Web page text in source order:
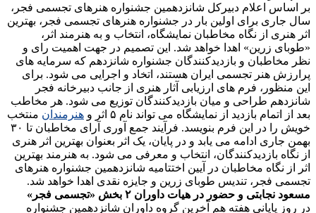
بر اساس اعلام دبیرکل شانزدهمین جشنواره هنرهای تجسمی فجر،
سال جاری برای اولین بار در جشنواره هنرهای تجسمی فجر، بهترین
اثر هنری از نگاه مخاطبان نمایشگاه، انتخاب و به هنرمند اثر،
«طوبای زرین» اهدا خواهد شد. این تصمیم در جهت اهمیت رای و
نظر مخاطبان و بازدیدکنندگان جشنواره شانزدهم که سرمایه های
پرارزش هنر تجسمی ایران هستند، اتخاد و اجرایی می شود. برای
این منظور، فرم های ارزیابی آثار هنری از جانب دبیرخانه فجر
شانزدهم طراحی و میان بازدیدکنندگان توزیع می شود. هر مخاطب
بعد از اتمام بازدید از نمایشگاه می تواند نام ۵ اثر و
هنرمندان منتخب
خویش را در این فرم بنویسد. فرآیند جمع آوری آرای مخاطبان تا ۳۰
بهمن جاری ادامه می یابد و در پایان، یک اثر بعنوان بهترین اثر هنری
از نگاه بازدیدکنندگان، انتخاب و معرفی می شود. به هنرمند بهترین
اثر از نگاه مخاطبان در آیین اختتامیه شانزدهمین جشنواره هنرهای
تجسمی فجر، تندیس طوبای زرین و جایزه نقدی اهدا خواهد شد.
مسعود نجابتی و حضور در هیات داوران ۲ بخش «تجسمی فجر»
در روز پایانی هفته هم آخرین گروه داوران شانزدهمین جشنواره